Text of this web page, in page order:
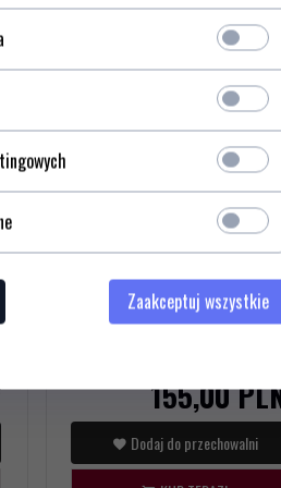
SwissCard Classic 0.7100.T
Victorinox
155,00
Dodaj do przechowalni
Zaakceptuj wszystkie